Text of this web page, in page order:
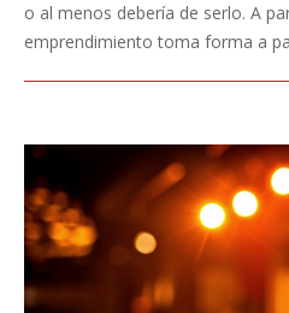
o al menos debería de serlo. A
emprendimiento toma forma a